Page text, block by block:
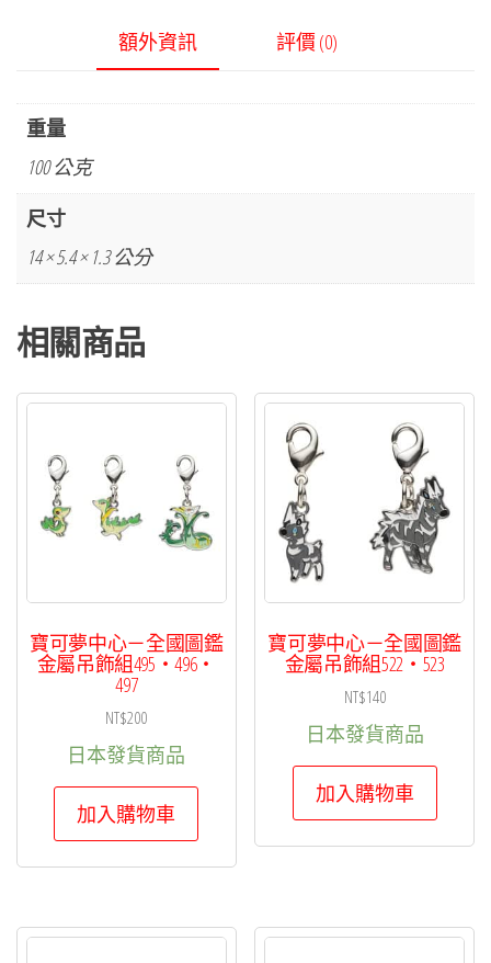
額外資訊 評價 (0)
重量
100 公克
尺寸
14 × 5.4 × 1.3 公分
相關商品
寶可夢中心－全國圖鑑
金屬吊飾組495・496・
497
NT$200
日本發貨商品
加入購物車
寶可夢中心－全國圖鑑
金屬吊飾組522・523
NT$140
日本發貨商品
加入購物車